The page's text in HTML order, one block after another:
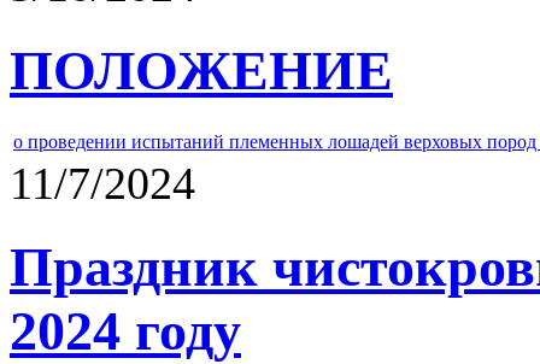
ПОЛОЖЕНИЕ
о проведении испытаний племенных лошадей верховых
11/7/2024
Праздник
2024 году